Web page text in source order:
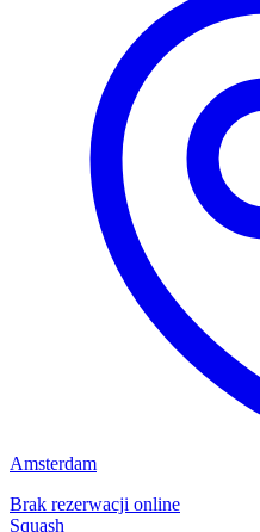
Amsterdam
Brak rezerwacji online
Squash